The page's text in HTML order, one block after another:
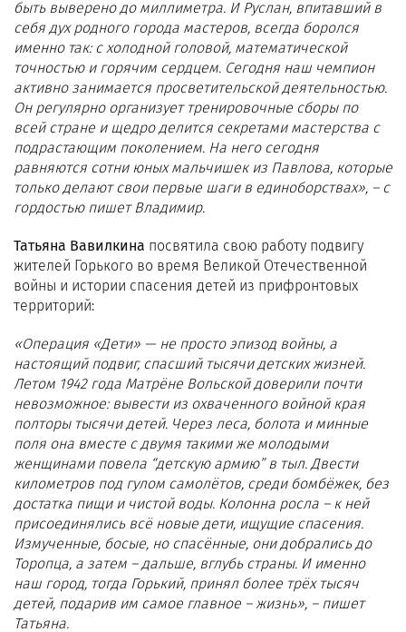
быть выверено до миллиметра. И Руслан, впитавший в
себя дух родного города мастеров, всегда боролся
именно так: с холодной головой, математической
точностью и горячим сердцем. Сегодня наш чемпион
активно занимается просветительской деятельностью.
Он регулярно организует тренировочные сборы по
всей стране и щедро делится секретами мастерства с
подрастающим поколением. На него сегодня
равняются сотни юных мальчишек из Павлова, которые
только делают свои первые шаги в единоборствах», – с
гордостью пишет Владимир.
Татьяна Вавилкина посвятила свою работу подвигу
жителей Горького во время Великой Отечественной
войны и истории спасения детей из прифронтовых
территорий:
«Операция «Дети» — не просто эпизод войны, а
настоящий подвиг, спасший тысячи детских жизней.
Летом 1942 года Матрёне Вольской доверили почти
невозможное: вывести из охваченного войной края
полторы тысячи детей. Через леса, болота и минные
поля она вместе с двумя такими же молодыми
женщинами повела “детскую армию” в тыл. Двести
километров под гулом самолётов, среди бомбёжек, без
достатка пищи и чистой воды. Колонна росла – к ней
присоединялись всё новые дети, ищущие спасения.
Измученные, босые, но спасённые, они добрались до
Торопца, а затем – дальше, вглубь страны. И именно
наш город, тогда Горький, принял более трёх тысяч
детей, подарив им самое главное – жизнь», – пишет
Татьяна.